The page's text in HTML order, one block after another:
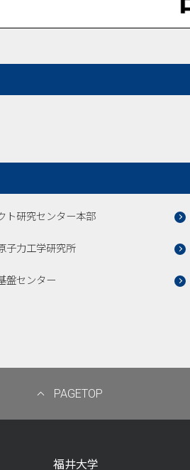
ト研究センター本部
子力工学研究所
盤センター
PAGETOP
福井大学